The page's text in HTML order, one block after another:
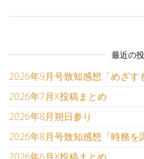
最近の
2026年9月号致知感想「めざす
2026年7月X投稿まとめ
2026年8月朔日参り
2026年8月号致知感想「時務を